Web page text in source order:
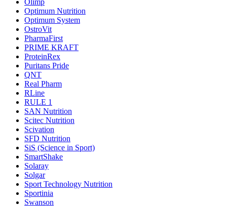
Olimp
Optimum Nutrition
Optimum System
OstroVit
PharmaFirst
PRIME KRAFT
ProteinRex
Puritans Pride
QNT
Real Pharm
RLine
RULE 1
SAN Nutrition
Scitec Nutrition
Scivation
SFD Nutrition
SiS (Science in Sport)
SmartShake
Solaray
Solgar
Sport Technology Nutrition
Sportinia
Swanson